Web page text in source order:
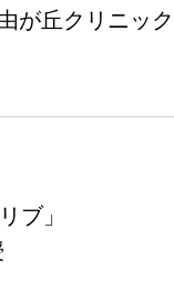
が丘クリニック
ブ」